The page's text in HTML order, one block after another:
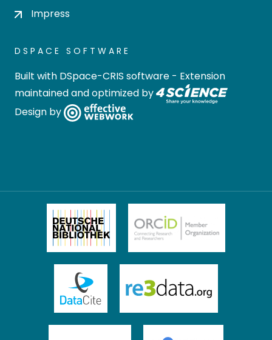
Impress
DSPACE SOFTWARE
Built with DSpace-CRIS software - Extension
maintained and optimized by
Design by